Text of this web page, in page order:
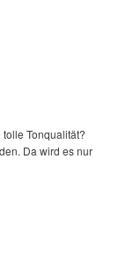
Tonqualität?
Da wird es nur